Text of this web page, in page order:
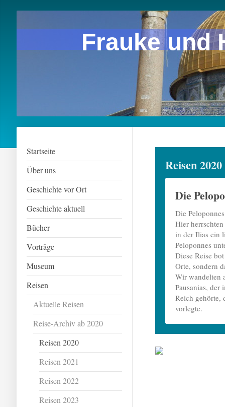
Frauke und
Startseite
Über uns
Geschichte vor Ort
Geschichte aktuell
Bücher
Vorträge
Museum
Reisen
Aktuelle Reisen
Reise-Archiv ab 2020
Reisen 2020
Reisen 2021
Reisen 2022
Reisen 2023
Reisen 2020
Die
Die
Hier
in der Ilias ein
Peloponnes
Diese Reise
Orte, sondern
Wir wandelten
Pausanias, der
Reich gehörte,
vorlegte.